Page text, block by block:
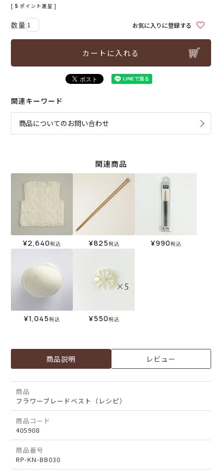
[ 5 ポイント進呈 ]
お気に入りに登録する
カートに入れる
関連キーワード
商品についてのお問い合わせ
関連商品
¥2,640税込 ¥825税込 ¥990税込
¥1,045税込 ¥550税込
商品説明 レビュー
商品
フラワーブレードベスト（レシピ）
商品コード
405908
商品番号
RP-KN-BB030